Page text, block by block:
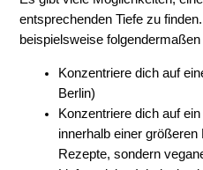
entsprechenden Tiefe zu
beispielsweise
Konzentriere dich auf
Berlin)
Konzentriere dich auf
innerhalb einer
Rezepte, sondern